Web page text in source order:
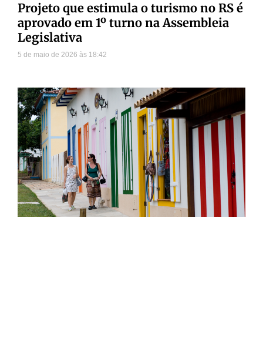
Projeto que estimula o turismo no RS é
aprovado em 1º turno na Assembleia
Legislativa
5 de maio de 2026 18:42